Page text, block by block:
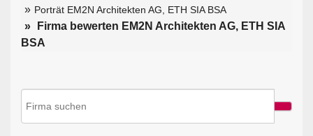
Porträt EM2N Architekten AG, ETH SIA BSA
Firma bewerten EM2N Architekten AG, ETH SIA
BSA